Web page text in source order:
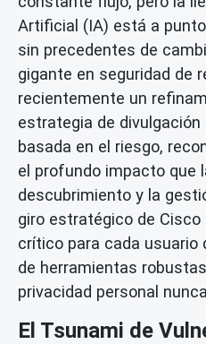
Artificial (IA) está a
sin precedentes de
gigante en seguridad de
recientemente un
estrategia de divulgación
basada en el riesgo,
el profundo impacto que
descubrimiento y la
giro estratégico de Cisco
crítico para cada usuario
de herramientas
privacidad personal
El Tsunami de